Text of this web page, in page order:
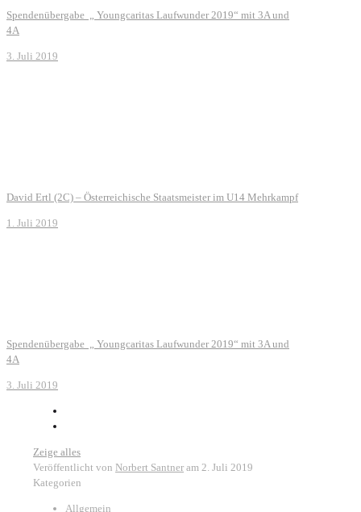
Spendenübergabe „ Youngcaritas Laufwunder 2019“ mit 3A und
4A
3. Juli 2019
David Ertl (2C) – Österreichische Staatsmeister im U14 Mehrkampf
1. Juli 2019
Spendenübergabe „ Youngcaritas Laufwunder 2019“ mit 3A und
4A
3. Juli 2019
Zeige alles
Veröffentlicht von Norbert Santner am 2. Juli 2019
Kategorien
Allgemein